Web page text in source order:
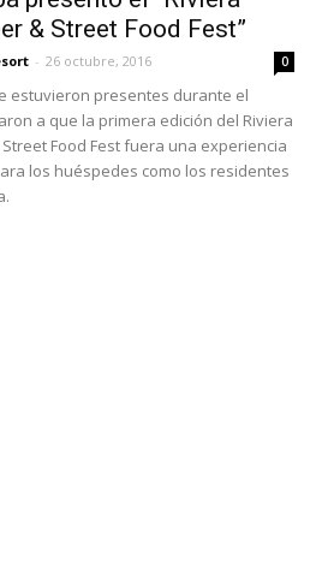
& Street Food Fest”
- 26 octubre, 2016 0
estuvieron presentes durante el
a que la primera edición del Riviera
Food Fest fuera una experiencia
los huéspedes como los residentes